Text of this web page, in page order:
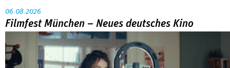
06.08.2026
Filmfest München – Neues deutsches Kino